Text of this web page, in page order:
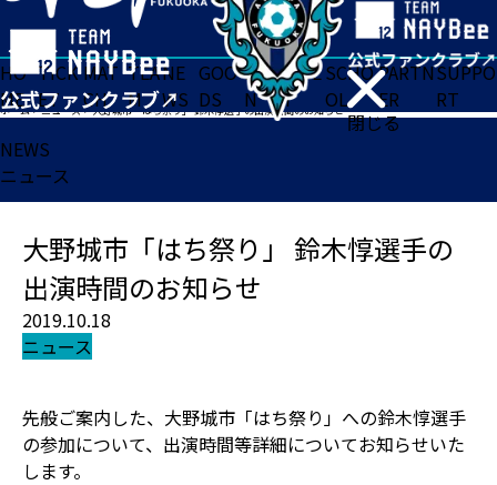
閉じる
HO
ME
TICK
ET
MAT
CH
TEA
M
NE
WS
GOO
DS
FA
N
ACADE
MY
SCHO
OL
PARTN
ER
SUPPO
RT
ホーム>ニュース>大野城市「はち祭り」 鈴木惇選手の出演時間のお知らせ
NEWS
ニュース
大野城市「はち祭り」 鈴木惇選手の
出演時間のお知らせ
2019.10.18
ニュース
先般ご案内した、大野城市「はち祭り」への鈴木惇選手
の参加について、出演時間等詳細についてお知らせいた
します。